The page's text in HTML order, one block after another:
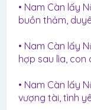
• Nam Càn lấy
buồn thảm,
• Nam Càn lấy
hợp sau lìa,
• Nam Càn lấy
vượng tài, tình